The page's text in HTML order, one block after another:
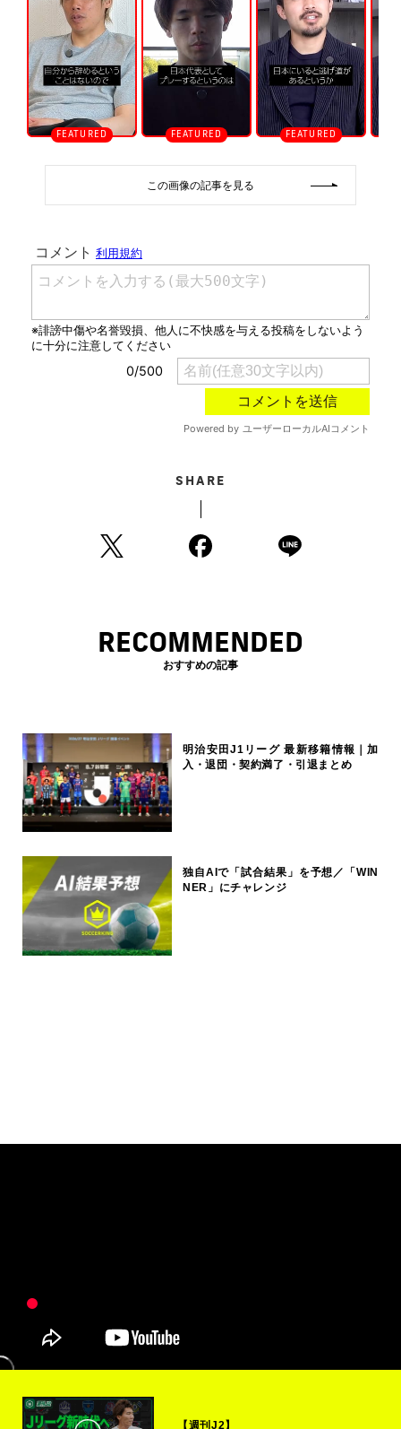
t
e
この画像の記事を見る
SHARE
RECOMMENDED
おすすめの記事
明治安田J1リーグ 最新移籍情報｜加
入・退団・契約満了・引退まとめ
独自AIで「試合結果」を予想／「WIN
NER」にチャレンジ
【週刊J2】